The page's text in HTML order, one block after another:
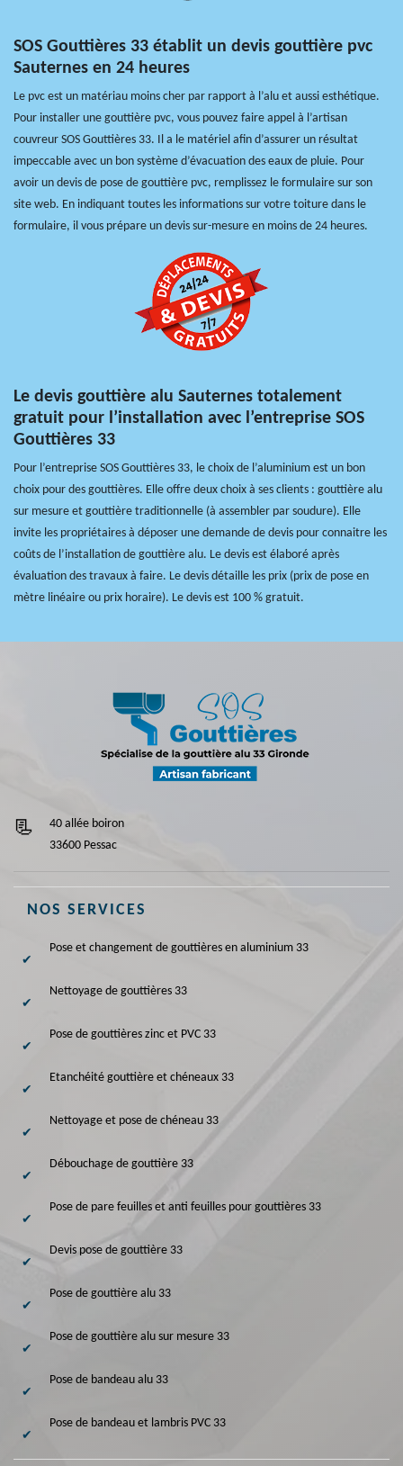
SOS Gouttières 33 établit un devis gouttière pvc
Sauternes en 24 heures
Le pvc est un matériau moins cher par rapport à l’alu et aussi esthétique.
Pour installer une gouttière pvc, vous pouvez faire appel à l’artisan
couvreur SOS Gouttières 33. Il a le matériel afin d’assurer un résultat
impeccable avec un bon système d’évacuation des eaux de pluie. Pour
avoir un devis de pose de gouttière pvc, remplissez le formulaire sur son
site web. En indiquant toutes les informations sur votre toiture dans le
formulaire, il vous prépare un devis sur-mesure en moins de 24 heures.
Le devis gouttière alu Sauternes totalement
gratuit pour l’installation avec l’entreprise SOS
Gouttières 33
Pour l’entreprise SOS Gouttières 33, le choix de l’aluminium est un bon
choix pour des gouttières. Elle offre deux choix à ses clients : gouttière alu
sur mesure et gouttière traditionnelle (à assembler par soudure). Elle
invite les propriétaires à déposer une demande de devis pour connaitre les
coûts de l’installation de gouttière alu. Le devis est élaboré après
évaluation des travaux à faire. Le devis détaille les prix (prix de pose en
mètre linéaire ou prix horaire). Le devis est 100 % gratuit.
40 allée boiron
33600 Pessac
NOS SERVICES
Pose et changement de gouttières en aluminium 33
Nettoyage de gouttières 33
Pose de gouttières zinc et PVC 33
Etanchéité gouttière et chéneaux 33
Nettoyage et pose de chéneau 33
Débouchage de gouttière 33
Pose de pare feuilles et anti feuilles pour gouttières 33
Devis pose de gouttière 33
Pose de gouttière alu 33
Pose de gouttière alu sur mesure 33
Pose de bandeau alu 33
Pose de bandeau et lambris PVC 33